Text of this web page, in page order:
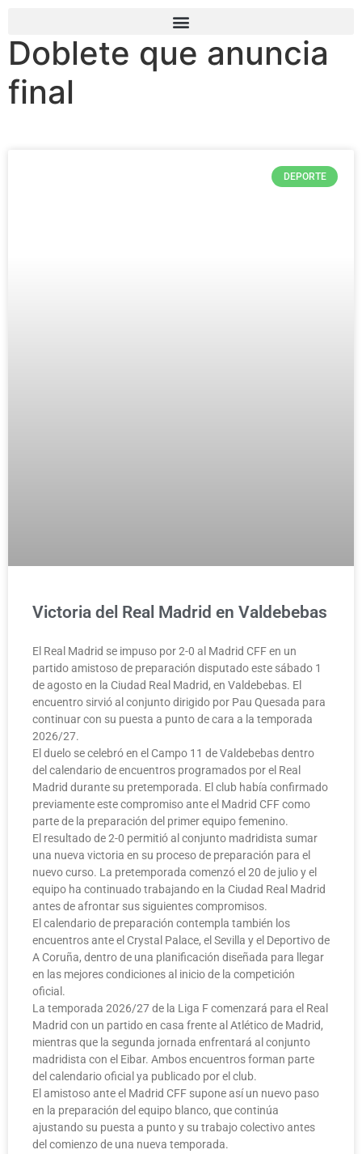
Doblete que anuncia
final
DEPORTE
Victoria del Real Madrid en Valdebebas
El Real Madrid se impuso por 2-0 al Madrid CFF en un
partido amistoso de preparación disputado este sábado 1
de agosto en la Ciudad Real Madrid, en Valdebebas. El
encuentro sirvió al conjunto dirigido por Pau Quesada para
continuar con su puesta a punto de cara a la temporada
2026/27.
El duelo se celebró en el Campo 11 de Valdebebas dentro
del calendario de encuentros programados por el Real
Madrid durante su pretemporada. El club había confirmado
previamente este compromiso ante el Madrid CFF como
parte de la preparación del primer equipo femenino.
El resultado de 2-0 permitió al conjunto madridista sumar
una nueva victoria en su proceso de preparación para el
nuevo curso. La pretemporada comenzó el 20 de julio y el
equipo ha continuado trabajando en la Ciudad Real Madrid
antes de afrontar sus siguientes compromisos.
El calendario de preparación contempla también los
encuentros ante el Crystal Palace, el Sevilla y el Deportivo de
A Coruña, dentro de una planificación diseñada para llegar
en las mejores condiciones al inicio de la competición
oficial.
La temporada 2026/27 de la Liga F comenzará para el Real
Madrid con un partido en casa frente al Atlético de Madrid,
mientras que la segunda jornada enfrentará al conjunto
madridista con el Eibar. Ambos encuentros forman parte
del calendario oficial ya publicado por el club.
El amistoso ante el Madrid CFF supone así un nuevo paso
en la preparación del equipo blanco, que continúa
ajustando su puesta a punto y su trabajo colectivo antes
del comienzo de una nueva temporada.